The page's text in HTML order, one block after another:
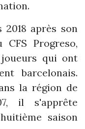
2018 après son
Progreso,
qui ont
barcelonais.
la région de
il s'apprête
saison